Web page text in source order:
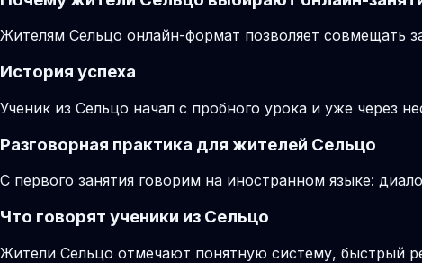
Жителям Сельцо онлайн-формат позволяет совмещать
История успеха
Ученик из Сельцо начал с пробного урока и уже через
Разговорная практика для жителей Сельцо
С первого занятия говорим на иностранном языке:
Что говорят ученики из Сельцо
Жители Сельцо отмечают понятную систему, быстрый